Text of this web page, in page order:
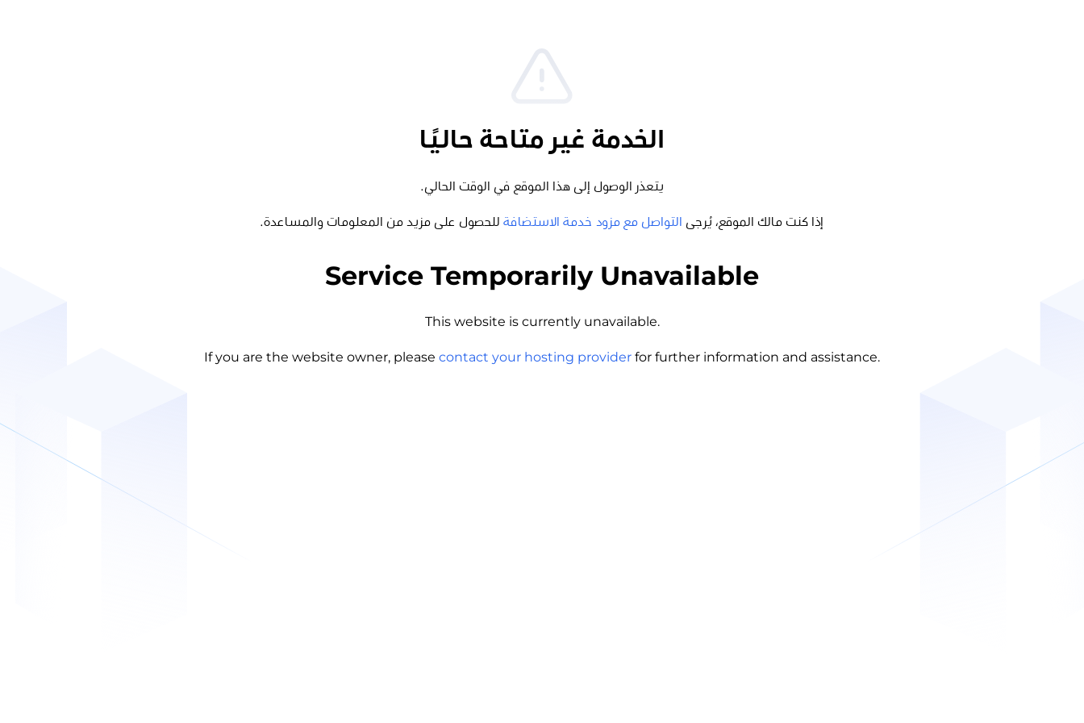
الخدمة غير متاحة حاليًا
يتعذر الوصول إلى هذا الموقع في الوقت الحالي.
إذا كنت مالك الموقع، يُرجى التواصل مع مزود خدمة الاستضافة للحصول على مزيد من المعلومات والمساعدة.
Service Temporarily Unavailable
This website is currently unavailable.
If you are the website owner, please contact your hosting provider for further information and assistance.